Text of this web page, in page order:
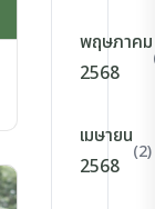
พฤษภาคม
2568
เมษายน
2568
(2)